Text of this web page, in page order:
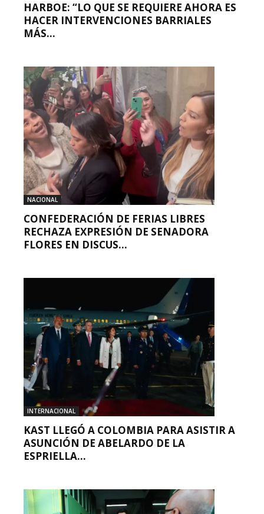
HARBOE: “LO QUE SE REQUIERE AHORA ES
HACER INTERVENCIONES BARRIALES
MÁS...
NACIONAL
CONFEDERACIÓN DE FERIAS LIBRES
RECHAZA EXPRESIÓN DE SENADORA
FLORES EN DISCUS...
INTERNACIONAL
KAST LLEGÓ A COLOMBIA PARA ASISTIR A
ASUNCIÓN DE ABELARDO DE LA
ESPRIELLA...